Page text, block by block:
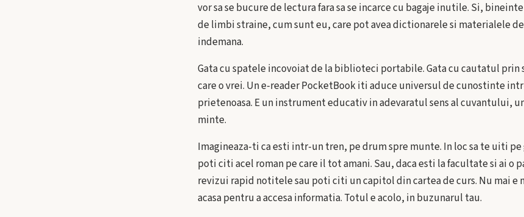
vor sa se bucure de lectura fara sa se incarce cu bagaje inutile. Si,
de limbi straine, cum sunt eu, care pot avea dictionarele si materialele
indemana.
Gata cu spatele incovoiat de la biblioteci portabile. Gata cu cautatul prin
care o vrei. Un e-reader PocketBook iti aduce universul de cunostinte
prietenoasa. E un instrument educativ in adevaratul sens al cuvantului,
minte.
Imagineaza-ti ca esti intr-un tren, pe drum spre munte. In loc sa te uiti
poti citi acel roman pe care il tot amani. Sau, daca esti la facultate si ai o
revizui rapid notitele sau poti citi un capitol din cartea de curs. Nu mai e
acasa pentru a accesa informatia. Totul e acolo, in buzunarul tau.